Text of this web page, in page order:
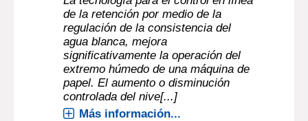
de la retención por medio de la
regulación de la consistencia del
agua blanca, mejora
significativamente la operación del
extremo húmedo de una máquina de
papel. El aumento o disminución
controlada del nive[...]
Más información...